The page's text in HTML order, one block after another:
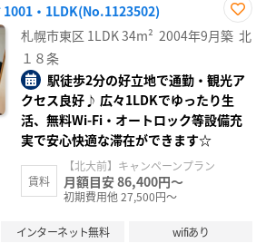
1001・1LDK(No.1123502)
お気
に入
札幌市東区 1LDK34m² 2004年9月築 北
１８条
駅徒歩2分の好立地で通勤・観光ア
クセス良好♪ 広々1LDKでゆったり生
活、無料Wi-Fi・オートロック等設備充
実で安心快適な滞在ができます☆
賃料
【北大前】キャンペーンプラン
月額目安 86,400円～
初期費用他 27,500円～
インターネット無料
wifiあり